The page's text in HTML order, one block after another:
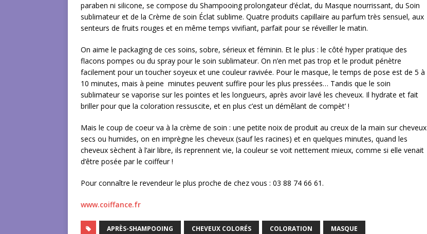
paraben ni silicone, se compose du Shampooing prolongateur d’éclat, du Masque nourrissant, du Soin
sublimateur et de la Crème de soin Éclat sublime. Quatre produits capillaire au parfum très sensuel, aux
senteurs de fruits rouges et en même temps vivifiant, parfait pour se réveiller le matin.
On aime le packaging de ces soins, sobre, sérieux et féminin. Et le plus : le côté hyper pratique des
flacons pompes ou du spray pour le soin sublimateur. On n’en met pas trop et le produit pénètre
facilement pour un toucher soyeux et une couleur ravivée. Pour le masque, le temps de pose est de 5 à
10 minutes, mais à peine minutes peuvent suffire pour les plus pressées… Tandis que le soin
sublimateur se vaporise sur les pointes et les longueurs, après avoir lavé les cheveux. Il hydrate et fait
briller pour que la coloration ressuscite, et en plus c’est un démêlant de compèt’ !
Mais le coup de coeur va à la crème de soin : une petite noix de produit au creux de la main sur cheveux
secs ou humides, on en imprègne les cheveux (sauf les racines) et en quelques minutes, quand les
cheveux sèchent à l’air libre, ils reprennent vie, la couleur se voit nettement mieux, comme si elle venait
d’être posée par le coiffeur !
Pour connaître le revendeur le plus proche de chez vous : 03 88 74 66 61.
www.coiffance.fr
APRÈS-SHAMPOOING CHEVEUX COLORÉS COLORATION MASQUE